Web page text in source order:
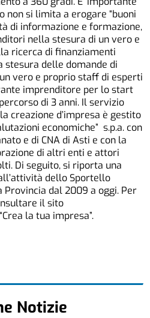
si limita a erogare “buoni
di informazione e formazione,
nella stesura di un vero e
ricerca di finanziamenti
stesura delle domande di
vero e proprio staff di esperti
imprenditore per lo start
di 3 anni. Il servizio
creazione d’impresa è gestito
economiche” s.p.a. con
e di CNA di Asti e con la
di altri enti e attori
Di seguito, si riporta una
dello Sportello
Provincia dal 2009 a oggi. Per
il sito
la tua impresa”.
Notizie